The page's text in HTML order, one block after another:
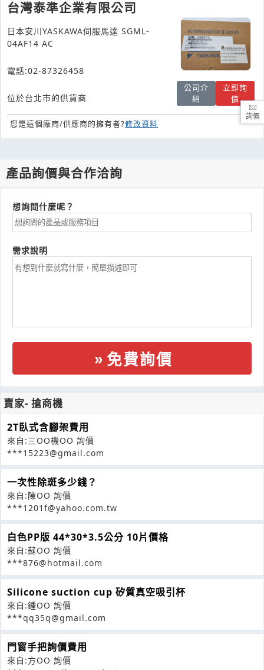
台灣泰準企業有限公司
日本安川YASKAWA伺服馬達 SGML-
04AF14 AC
電話:02-87326458
位於台北市的供貨商
公司介
紹
立即詢
價
您是這個廠商/供應商的擁有者?修改資料
產品詢價與合作洽詢
想詢問什麼呢？
需求說明
免費詢價
賣家- 搶商機
2T臥式含腳架費用
來自:三OO機OO 詢價
***15223@gmail.com
一次性除斑多少錢？
來自:陳OO 詢價
***1201f@yahoo.com.tw
白色PP版 44*30*3.5公分 10片價格
來自:蘇OO 詢價
***876@hotmail.com
Silicone suction cup 矽質真空吸引杯
來自:鍾OO 詢價
***qq35q@gmail.com
門窗手把詢價費用
來自:方OO 詢價
詢價